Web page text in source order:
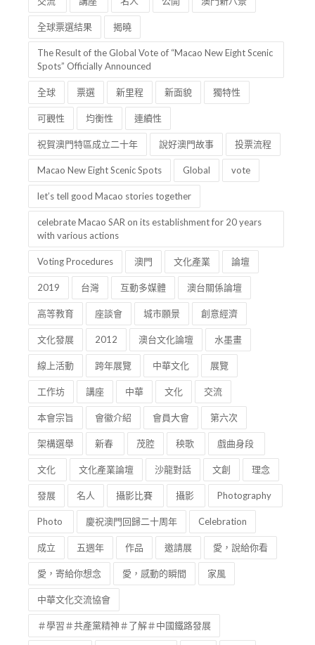
全球票選結果 揭曉
The Result of the Global Vote of “Macao New Eight Scenic
Spots” Officially Announced
全球 票選 新里程 新面貌 獨特性
可觀性 均衡性 連續性
祝賀澳門特區成立二十年 說好澳門故事 投票流程
Macao New Eight Scenic Spots Global vote
let’s tell good Macao stories together
celebrate Macao SAR on its establishment for 20 years
with various actions
Voting Procedures 澳門 文化產業 論壇
2019 台灣 互動多媒體 澳台關係論壇
高等教育 座談會 城市願景 創意經濟
文化發展 2012 澳台文化論壇 水墨畫
線上活動 跨年展覽 中華文化 展覽
工作坊 講座 中華 文化 交流
本會宗旨 會徽介紹 會員大會 第六次
架構選舉 新春 茂腔 秧歌 戲曲身段
文化 文化產業論壇 沙龍對話 文創 理念
發展 名人 攝影比賽 攝影 Photography
Photo 慶祝澳門回歸二十周年 Celebration
成立 五週年 作品 邀請展 愛，說給你看
愛，寄給你想念 愛，感動的瞬間 家風
中華文化交流協會
＃學習＃共產黨精神＃了解＃中國鐵路發展